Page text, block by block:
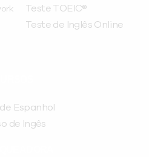
Teste TOEIC®
Teste de Inglês Online
Espanhol
de Ingês